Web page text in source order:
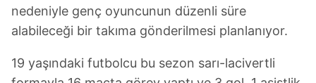
nedeniyle genç oyuncunun düzenli süre
alabileceği bir takıma gönderilmesi planlanıyor.
19 yaşındaki futbolcu bu sezon sarı-lacivertli